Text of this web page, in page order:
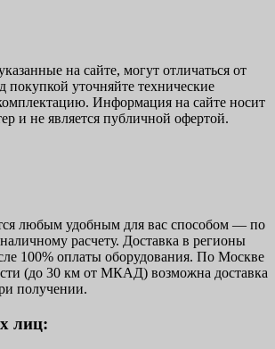
на сайте, могут отличаться от
покупкой уточняйте технические
Информация на сайте носит
и не является публичной офертой.
любым удобным для вас способом — по
расчету. Доставка в регионы
100% оплаты оборудования. По Москве
(до 30 км от МКАД) возможна доставка
получении.
лиц: